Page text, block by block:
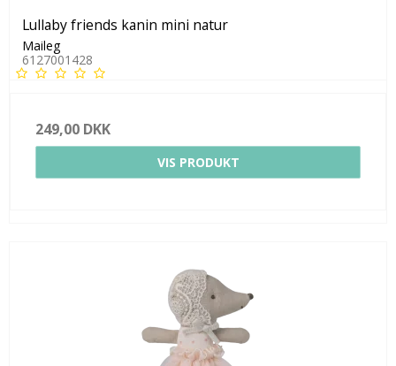
Lullaby friends kanin mini natur
Maileg
6127001428
249,00 DKK
VIS PRODUKT